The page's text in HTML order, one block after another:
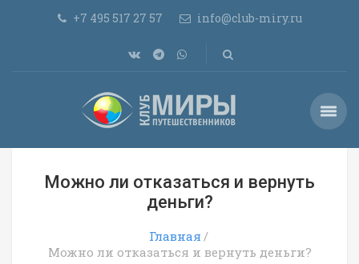
+7 495 517 27 57 info@club-miry.ru
Можно ли отказаться и вернуть
деньги?
Главная
Можно ли отказаться и вернуть деньги?